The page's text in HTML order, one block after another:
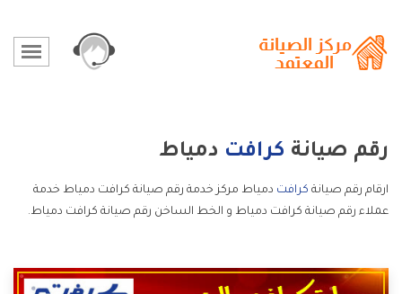
رقم صيانة كرافت دمياط
ارقام رقم صيانة كرافت دمياط مركز خدمة رقم صيانة كرافت دمياط خدمة
عملاء رقم صيانة كرافت دمياط و الخط الساخن رقم صيانة كرافت دمياط.